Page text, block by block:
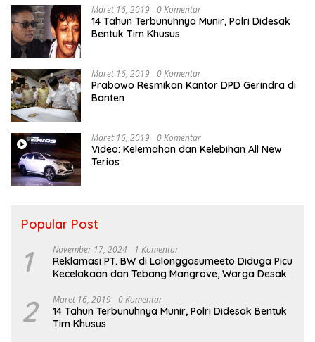
Maret 16, 2019 0 Komentar
14 Tahun Terbunuhnya Munir, Polri Didesak
Bentuk Tim Khusus
Maret 16, 2019 0 Komentar
Prabowo Resmikan Kantor DPD Gerindra di
Banten
Maret 16, 2019 0 Komentar
Video: Kelemahan dan Kelebihan All New
Terios
Popular Post
1 November 17, 2024 1 Komentar
Reklamasi PT. BW di Lalonggasumeeto Diduga Picu
Kecelakaan dan Tebang Mangrove, Warga Desak
2 Maret 16, 2019 0 Komentar
14 Tahun Terbunuhnya Munir, Polri Didesak Bentuk
Tim Khusus